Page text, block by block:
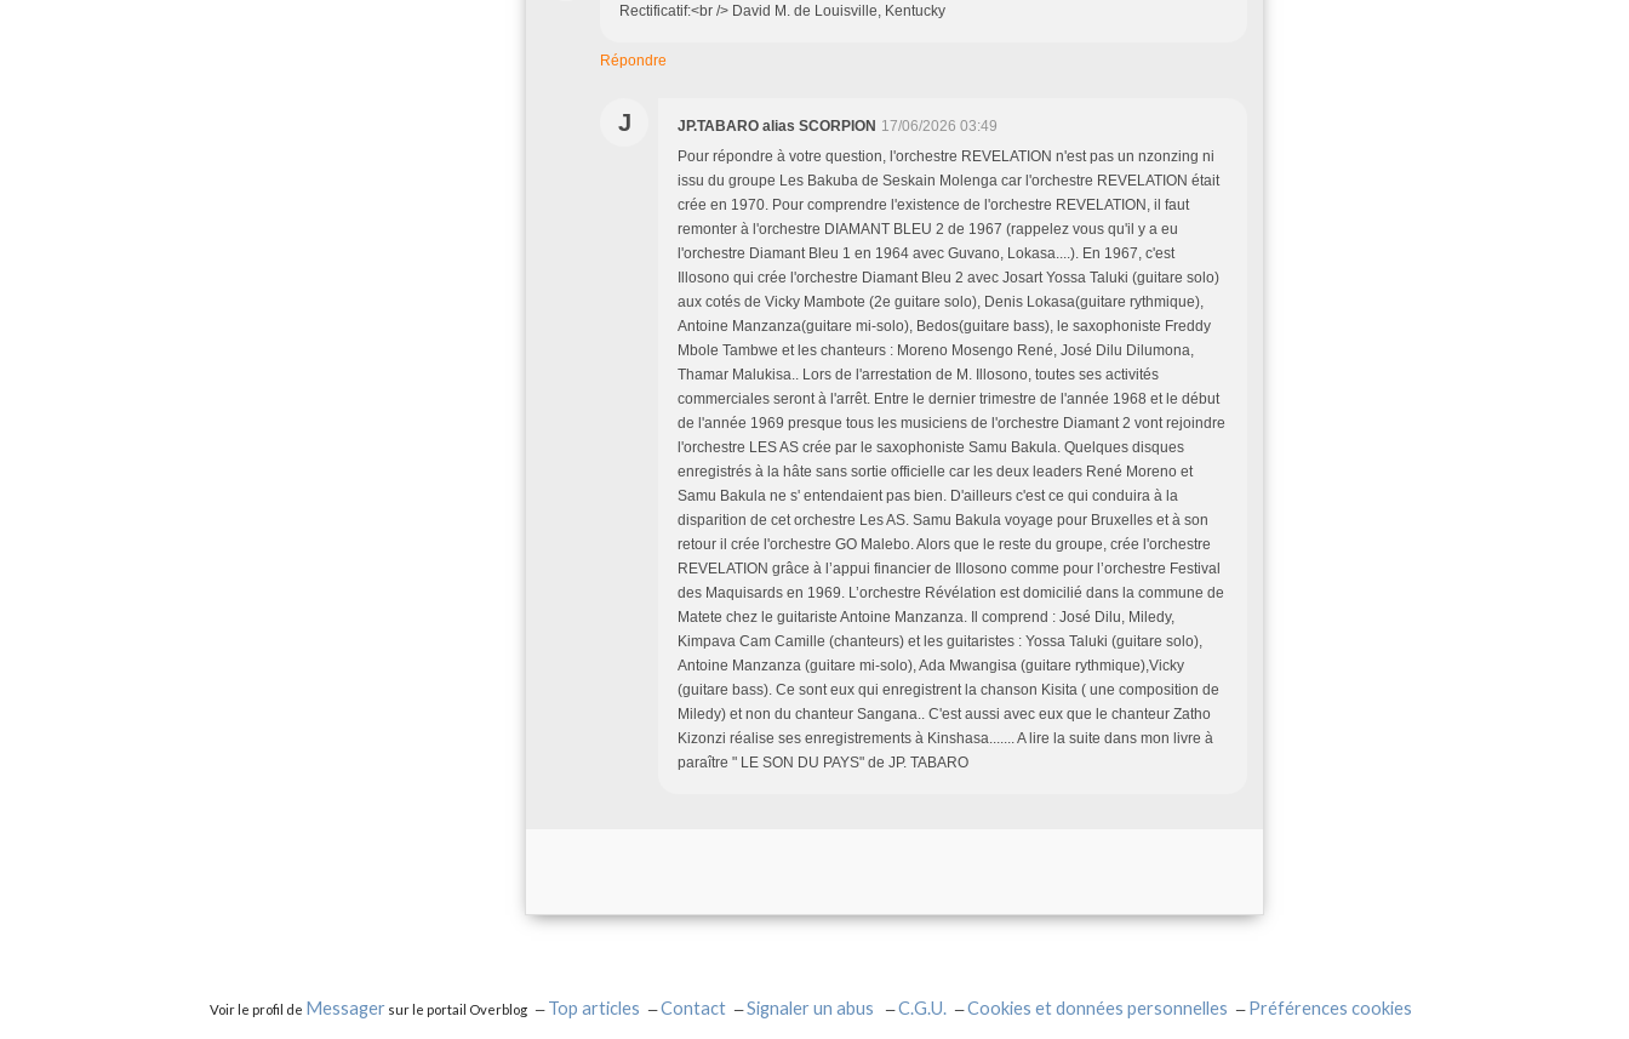
Rectificatif:<br /> David M. de Louisville, Kentucky
Répondre
J JP.TABARO alias SCORPION 17/06/2026 03:49
Pour répondre à votre question, l'orchestre REVELATION n'est pas un nzonzing ni
issu du groupe Les Bakuba de Seskain Molenga car l'orchestre REVELATION était
crée en 1970. Pour comprendre l'existence de l'orchestre REVELATION, il faut
remonter à l'orchestre DIAMANT BLEU 2 de 1967 (rappelez vous qu'il y a eu
l'orchestre Diamant Bleu 1 en 1964 avec Guvano, Lokasa....). En 1967, c'est
Illosono qui crée l'orchestre Diamant Bleu 2 avec Josart Yossa Taluki (guitare solo)
aux cotés de Vicky Mambote (2e guitare solo), Denis Lokasa(guitare rythmique),
Antoine Manzanza(guitare mi-solo), Bedos(guitare bass), le saxophoniste Freddy
Mbole Tambwe et les chanteurs : Moreno Mosengo René, José Dilu Dilumona,
Thamar Malukisa.. Lors de l'arrestation de M. Illosono, toutes ses activités
commerciales seront à l'arrêt. Entre le dernier trimestre de l'année 1968 et le début
de l'année 1969 presque tous les musiciens de l'orchestre Diamant 2 vont rejoindre
l'orchestre LES AS crée par le saxophoniste Samu Bakula. Quelques disques
enregistrés à la hâte sans sortie officielle car les deux leaders René Moreno et
Samu Bakula ne s' entendaient pas bien. D'ailleurs c'est ce qui conduira à la
disparition de cet orchestre Les AS. Samu Bakula voyage pour Bruxelles et à son
retour il crée l'orchestre GO Malebo. Alors que le reste du groupe, crée l'orchestre
REVELATION grâce à l’appui financier de Illosono comme pour l’orchestre Festival
des Maquisards en 1969. L’orchestre Révélation est domicilié dans la commune de
Matete chez le guitariste Antoine Manzanza. Il comprend : José Dilu, Miledy,
Kimpava Cam Camille (chanteurs) et les guitaristes : Yossa Taluki (guitare solo),
Antoine Manzanza (guitare mi-solo), Ada Mwangisa (guitare rythmique),Vicky
(guitare bass). Ce sont eux qui enregistrent la chanson Kisita ( une composition de
Miledy) et non du chanteur Sangana.. C'est aussi avec eux que le chanteur Zatho
Kizonzi réalise ses enregistrements à Kinshasa....... A lire la suite dans mon livre à
paraître " LE SON DU PAYS" de JP. TABARO
Voir le profil de Messager sur le portail Overblog Top articles Contact Signaler un abus C.G.U. Cookies et données personnelles Préférences cookies